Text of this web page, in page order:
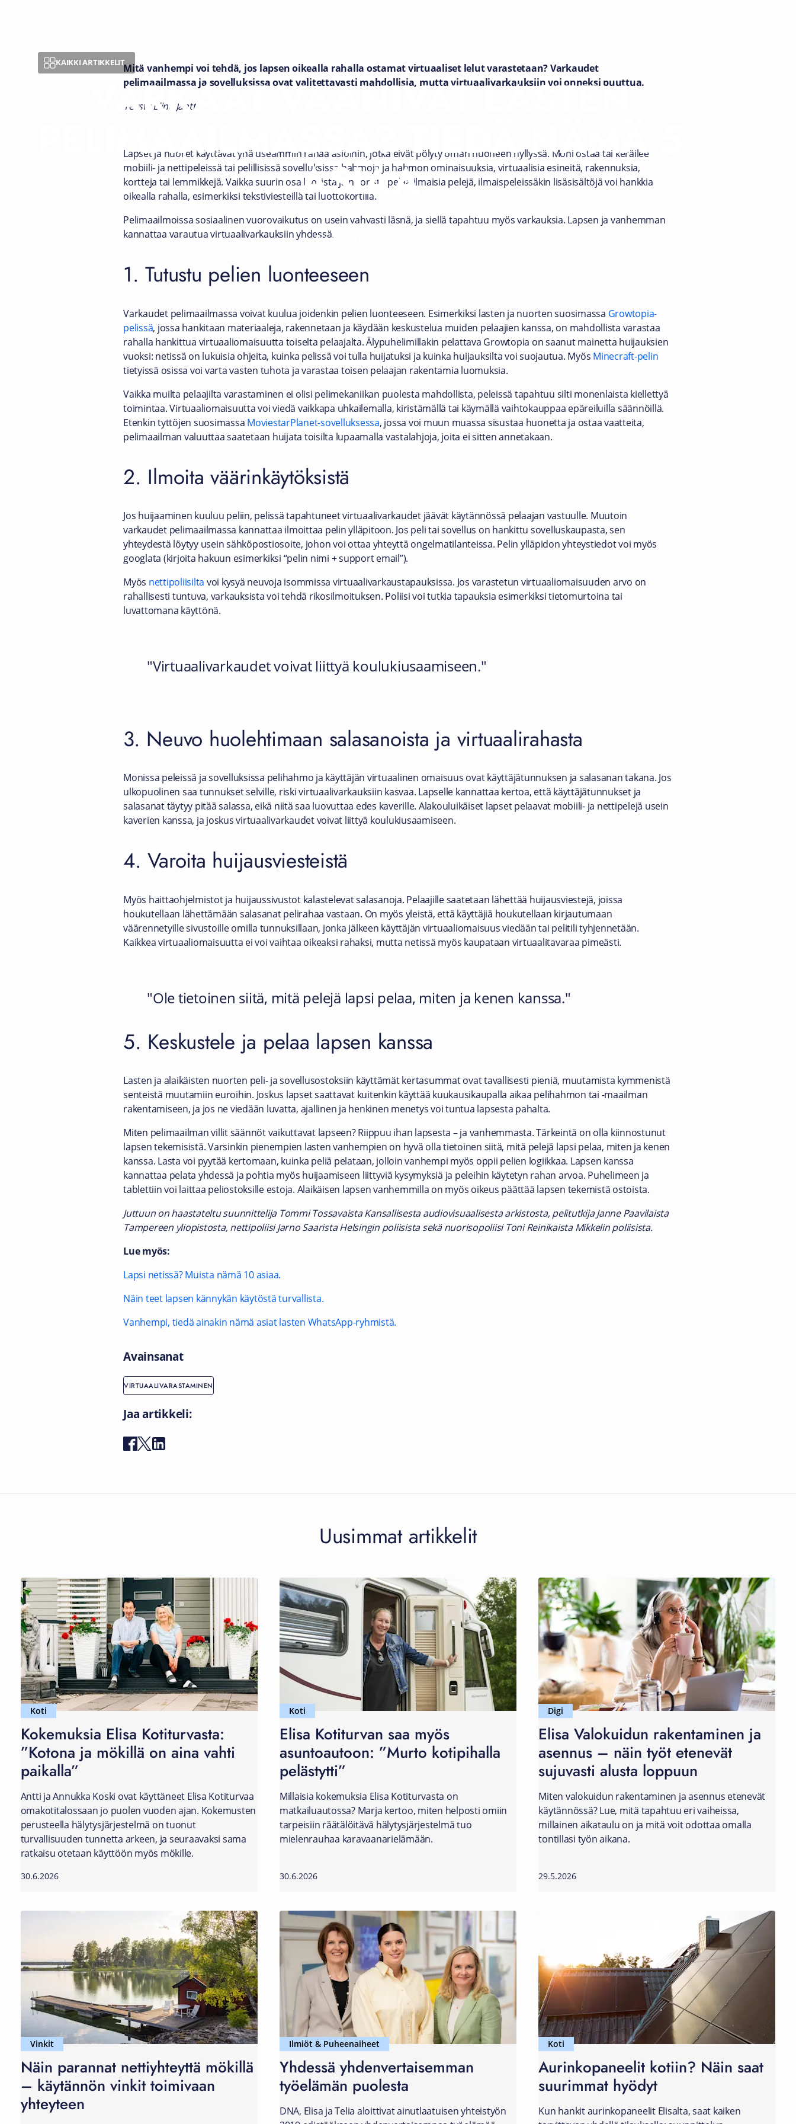
KAIKKI ARTIKKELIT
VARKAAT VAANIVAT LASTEN
PELIMAAILMASSA? TIEDÄ NÄMÄ 5
ASIAA
24.3.2016
Mitä vanhempi voi tehdä, jos lapsen oikealla rahalla ostamat virtuaaliset lelut varastetaan? Varkaudet
pelimaailmassa ja sovelluksissa ovat valitettavasti mahdollisia, mutta virtuaalivarkauksiin voi onneksi puuttua.
Teksti: Elina Jäntti
Lapset ja nuoret käyttävät yhä useammin rahaa asioihin, jotka eivät pölyty oman huoneen hyllyssä. Moni ostaa tai keräilee
mobiili- ja nettipeleissä tai pelillisissä sovelluksissa hahmoja ja hahmon ominaisuuksia, virtuaalisia esineitä, rakennuksia,
kortteja tai lemmikkejä. Vaikka suurin osa lapsista ja nuorista pelaa ilmaisia pelejä, ilmaispeleissäkin lisäsisältöjä voi hankkia
oikealla rahalla, esimerkiksi tekstiviesteillä tai luottokortilla.
Pelimaailmoissa sosiaalinen vuorovaikutus on usein vahvasti läsnä, ja siellä tapahtuu myös varkauksia. Lapsen ja vanhemman
kannattaa varautua virtuaalivarkauksiin yhdessä.
1. Tutustu pelien luonteeseen
Varkaudet pelimaailmassa voivat kuulua joidenkin pelien luonteeseen. Esimerkiksi lasten ja nuorten suosimassa Growtopia-
pelissä, jossa hankitaan materiaaleja, rakennetaan ja käydään keskustelua muiden pelaajien kanssa, on mahdollista varastaa
rahalla hankittua virtuaaliomaisuutta toiselta pelaajalta. Älypuhelimillakin pelattava Growtopia on saanut mainetta huijauksien
vuoksi: netissä on lukuisia ohjeita, kuinka pelissä voi tulla huijatuksi ja kuinka huijauksilta voi suojautua. Myös Minecraft-pelin
tietyissä osissa voi varta vasten tuhota ja varastaa toisen pelaajan rakentamia luomuksia.
Vaikka muilta pelaajilta varastaminen ei olisi pelimekaniikan puolesta mahdollista, peleissä tapahtuu silti monenlaista kiellettyä
toimintaa. Virtuaaliomaisuutta voi viedä vaikkapa uhkailemalla, kiristämällä tai käymällä vaihtokauppaa epäreiluilla säännöillä.
Etenkin tyttöjen suosimassa MoviestarPlanet-sovelluksessa, jossa voi muun muassa sisustaa huonetta ja ostaa vaatteita,
pelimaailman valuuttaa saatetaan huijata toisilta lupaamalla vastalahjoja, joita ei sitten annetakaan.
2. Ilmoita väärinkäytöksistä
Jos huijaaminen kuuluu peliin, pelissä tapahtuneet virtuaalivarkaudet jäävät käytännössä pelaajan vastuulle. Muutoin
varkaudet pelimaailmassa kannattaa ilmoittaa pelin ylläpitoon. Jos peli tai sovellus on hankittu sovelluskaupasta, sen
yhteydestä löytyy usein sähköpostiosoite, johon voi ottaa yhteyttä ongelmatilanteissa. Pelin ylläpidon yhteystiedot voi myös
googlata (kirjoita hakuun esimerkiksi “pelin nimi + support email”).
Myös nettipoliisilta voi kysyä neuvoja isommissa virtuaalivarkaustapauksissa. Jos varastetun virtuaaliomaisuuden arvo on
rahallisesti tuntuva, varkauksista voi tehdä rikosilmoituksen. Poliisi voi tutkia tapauksia esimerkiksi tietomurtoina tai
luvattomana käyttönä.
Virtuaalivarkaudet voivat liittyä koulukiusaamiseen.
3. Neuvo huolehtimaan salasanoista ja virtuaalirahasta
Monissa peleissä ja sovelluksissa pelihahmo ja käyttäjän virtuaalinen omaisuus ovat käyttäjätunnuksen ja salasanan takana. Jos
ulkopuolinen saa tunnukset selville, riski virtuaalivarkauksiin kasvaa. Lapselle kannattaa kertoa, että käyttäjätunnukset ja
salasanat täytyy pitää salassa, eikä niitä saa luovuttaa edes kaverille. Alakouluikäiset lapset pelaavat mobiili- ja nettipelejä usein
kaverien kanssa, ja joskus virtuaalivarkaudet voivat liittyä koulukiusaamiseen.
4. Varoita huijausviesteistä
Myös haittaohjelmistot ja huijaussivustot kalastelevat salasanoja. Pelaajille saatetaan lähettää huijausviestejä, joissa
houkutellaan lähettämään salasanat pelirahaa vastaan. On myös yleistä, että käyttäjiä houkutellaan kirjautumaan
väärennetyille sivustoille omilla tunnuksillaan, jonka jälkeen käyttäjän virtuaaliomaisuus viedään tai pelitili tyhjennetään.
Kaikkea virtuaaliomaisuutta ei voi vaihtaa oikeaksi rahaksi, mutta netissä myös kaupataan virtuaalitavaraa pimeästi.
Ole tietoinen siitä, mitä pelejä lapsi pelaa, miten ja kenen kanssa.
5. Keskustele ja pelaa lapsen kanssa
Lasten ja alaikäisten nuorten peli- ja sovellusostoksiin käyttämät kertasummat ovat tavallisesti pieniä, muutamista kymmenistä
senteistä muutamiin euroihin. Joskus lapset saattavat kuitenkin käyttää kuukausikaupalla aikaa pelihahmon tai -maailman
rakentamiseen, ja jos ne viedään luvatta, ajallinen ja henkinen menetys voi tuntua lapsesta pahalta.
Miten pelimaailman villit säännöt vaikuttavat lapseen? Riippuu ihan lapsesta – ja vanhemmasta. Tärkeintä on olla kiinnostunut
lapsen tekemisistä. Varsinkin pienempien lasten vanhempien on hyvä olla tietoinen siitä, mitä pelejä lapsi pelaa, miten ja kenen
kanssa. Lasta voi pyytää kertomaan, kuinka peliä pelataan, jolloin vanhempi myös oppii pelien logiikkaa. Lapsen kanssa
kannattaa pelata yhdessä ja pohtia myös huijaamiseen liittyviä kysymyksiä ja peleihin käytetyn rahan arvoa. Puhelimeen ja
tablettiin voi laittaa peliostoksille estoja. Alaikäisen lapsen vanhemmilla on myös oikeus päättää lapsen tekemistä ostoista.
Juttuun on haastateltu suunnittelija Tommi Tossavaista Kansallisesta audiovisuaalisesta arkistosta, pelitutkija Janne Paavilaista
Tampereen yliopistosta, nettipoliisi Jarno Saarista Helsingin poliisista sekä nuorisopoliisi Toni Reinikaista Mikkelin poliisista.
Lue myös:
Lapsi netissä? Muista nämä 10 asiaa.
Näin teet lapsen kännykän käytöstä turvallista.
Vanhempi, tiedä ainakin nämä asiat lasten WhatsApp-ryhmistä.
Avainsanat
VIRTUAALIVARASTAMINEN
Jaa artikkeli:
Uusimmat artikkelit
Koti
Kokemuksia Elisa Kotiturvasta:
”Kotona ja mökillä on aina vahti
paikalla”
Antti ja Annukka Koski ovat käyttäneet Elisa Kotiturvaa
omakotitalossaan jo puolen vuoden ajan. Kokemusten
perusteella hälytysjärjestelmä on tuonut
turvallisuuden tunnetta arkeen, ja seuraavaksi sama
ratkaisu otetaan käyttöön myös mökille.
30.6.2026
Koti
Elisa Kotiturvan saa myös
asuntoautoon: ”Murto kotipihalla
pelästytti”
Millaisia kokemuksia Elisa Kotiturvasta on
matkailuautossa? Marja kertoo, miten helposti omiin
tarpeisiin räätälöitävä hälytysjärjestelmä tuo
mielenrauhaa karavaanarielämään.
30.6.2026
Digi
Elisa Valokuidun rakentaminen ja
asennus – näin työt etenevät
sujuvasti alusta loppuun
Miten valokuidun rakentaminen ja asennus etenevät
käytännössä? Lue, mitä tapahtuu eri vaiheissa,
millainen aikataulu on ja mitä voit odottaa omalla
tontillasi työn aikana.
29.5.2026
Vinkit
Näin parannat nettiyhteyttä mökillä
– käytännön vinkit toimivaan
yhteyteen
Ilmiöt & Puheenaiheet
Yhdessä yhdenvertaisemman
työelämän puolesta
DNA, Elisa ja Telia aloittivat ainutlaatuisen yhteistyön
Koti
Aurinkopaneelit kotiin? Näin saat
suurimmat hyödyt
Kun hankit aurinkopaneelit Elisalta, saat kaiken